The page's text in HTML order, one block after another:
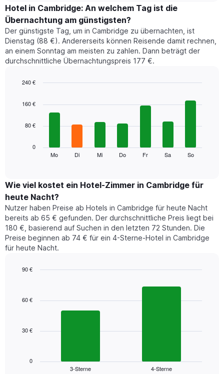
den
durchschnittlichen
Zimmerpreis
im
jeweiligen
Monat
an.
Diagramm
die
Monate
hat
1
Y-
Achse,
die
den
durchschnittlichen
Zimmerpreis
Hotel in Cambridge: An welchem Tag ist die
Übernachtung am günstigsten?
Der günstigste Tag, um in Cambridge zu übernachten, ist
Dienstag (88 €). Andererseits können Reisende damit rechnen,
an einem Sonntag am meisten zu zahlen. Dann beträgt der
durchschnittliche Übernachtungspreis 177 €.
chart
bars.
den
durchschnittlichen
Preis
eines
Zimmers
für
den
jeweiligen
Das
die
Das
Mo Di Mi Do Fr Sa So
0
80 €
160 €
240 €
Wie viel kostet ein Hotel-Zimmer in Cambridge für
heute Nacht?
Nutzer haben Preise ab Hotels in Cambridge für heute Nacht
bereits ab 65 € gefunden. Der durchschnittliche Preis liegt bei
180 €, basierend auf Suchen in den letzten 72 Stunden. Die
Preise beginnen ab 74 € für ein 4-Sterne-Hotel in Cambridge
für heute Nacht.
with
Das
zeigt
3-Sterne 4-Sterne
0
30 €
60 €
90 €